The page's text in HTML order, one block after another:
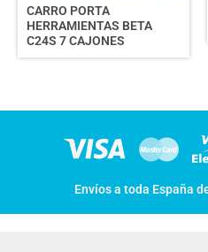
CARRO PORTA
HERRAMIENTAS BETA
C24S 7 CAJONES
Envíos a toda España